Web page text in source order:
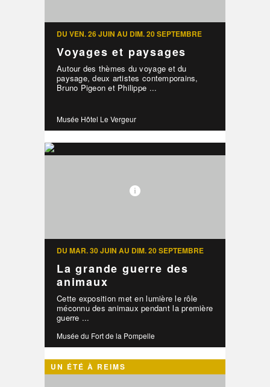
DU VEN. 26 JUIN AU DIM. 20 SEPTEMBRE
Voyages et paysages
Autour des thèmes du voyage et du
paysage, deux artistes contemporains,
Bruno Pigeon et Philippe ...
Musée Hôtel Le Vergeur
DU MAR. 30 JUIN AU DIM. 20 SEPTEMBRE
La grande guerre des
animaux
Cette exposition met en lumière le rôle
méconnu des animaux pendant la première
guerre ...
Musée du Fort de la Pompelle
UN ÉTÉ À REIMS